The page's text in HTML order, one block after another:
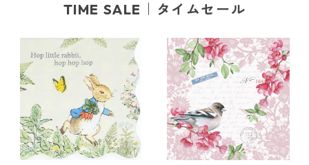
TIME SALE｜タイムセール